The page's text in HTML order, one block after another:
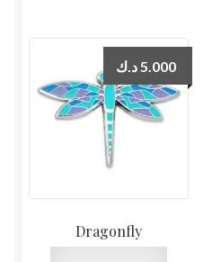
Dragonfly
5.000د.ك